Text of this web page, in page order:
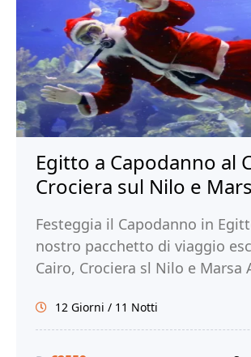
Egitto a Capodanno al
Crociera sul Nilo e
Festeggia il Capodanno in
nostro pacchetto di viaggio
Cairo, Crociera sl Nilo e Marsa
12 Giorni / 11 Notti